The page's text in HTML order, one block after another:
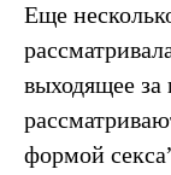
Еще
выходящее
формой